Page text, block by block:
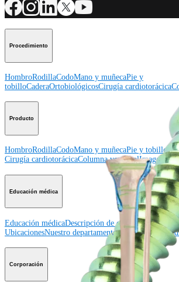
Procedimiento
HombroRodillaCodoMano y muñecaPie y
tobilloCaderaOrtobiológicosCirugía cardiotorácica
Producto
HombroRodillaCodoMano y muñecaPie y tobillo
Cirugía cardiotorácicaColumna vertebralImagen y
Educación médica
Educación médicaDescripción de cursos Calendario
UbicacionesNuestro departamento de educación
Corporación